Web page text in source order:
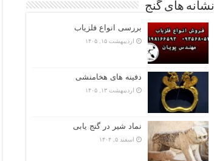
نشانه های گنج
بررسی انواع فلزیاب
اردیبهشت ۱۵, ۱۴۰۵
دفینه های هخامنشی
اردیبهشت ۱۳, ۱۴۰۵
نماد شیر در گنج یابی
اسفند ۵, ۱۴۰۴